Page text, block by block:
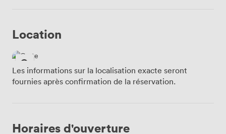
Location
Les informations sur la localisation exacte seront
fournies après confirmation de la réservation.
Horaires d'ouverture